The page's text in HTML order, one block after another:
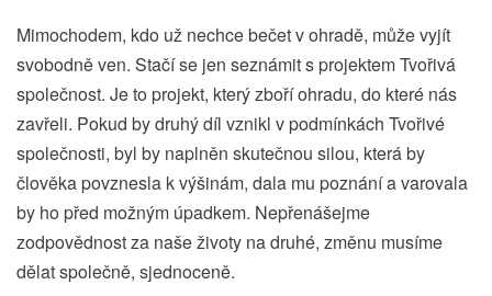
Mimochodem, kdo už nechce bečet v ohradě, může vyjít
svobodně ven. Stačí se jen seznámit s projektem Tvořivá
společnost. Je to projekt, který zboří ohradu, do které nás
zavřeli. Pokud by druhý díl vznikl v podmínkách Tvořivé
společnosti, byl by naplněn skutečnou silou, která by
člověka povznesla k výšinám, dala mu poznání a varovala
by ho před možným úpadkem. Nepřenášejme
zodpovědnost za naše životy na druhé, změnu musíme
dělat společně, sjednoceně.